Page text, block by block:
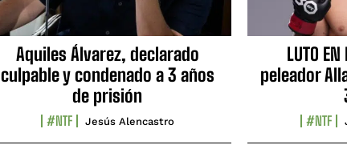
Aquiles Álvarez, declarado
culpable y condenado a 3 años
de prisión
#NTF Jesús Alencastro
LUTO
peleador
#NTF